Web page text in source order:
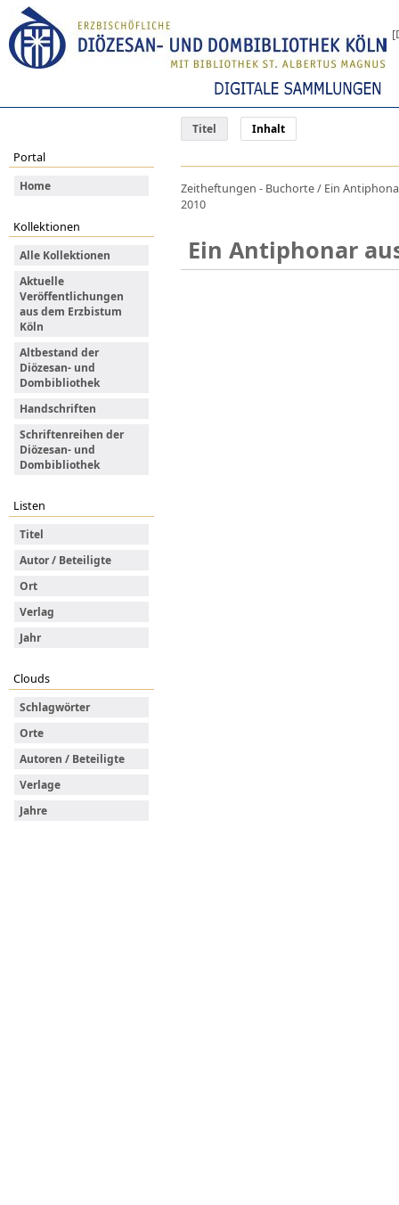
Titel Inhalt
Portal
Home
Kollektionen
Alle Kollektionen
Aktuelle
Veröffentlichungen
aus dem Erzbistum
Köln
Altbestand der
Diözesan- und
Dombibliothek
Handschriften
Schriftenreihen der
Diözesan- und
Dombibliothek
Listen
Titel
Autor / Beteiligte
Ort
Verlag
Jahr
Clouds
Schlagwörter
Orte
Autoren / Beteiligte
Verlage
Jahre
Zeitheftungen - Buchorte / Ein
2010
Ein Antiphonar